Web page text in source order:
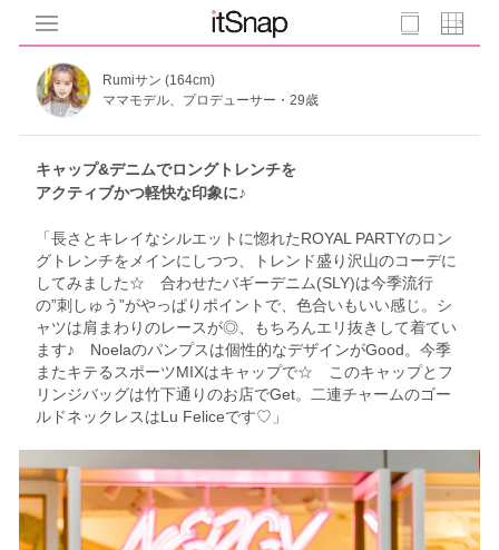
Rumiサン (164cm)
ママモデル、プロデューサー・29歳
キャップ&デニムでロングトレンチを
アクティブかつ軽快な印象に♪
「長さとキレイなシルエットに惚れたROYAL PARTYのロン
グトレンチをメインにしつつ、トレンド盛り沢山のコーデに
してみました☆ 合わせたバギーデニム(SLY)は今季流行
の”刺しゅう”がやっぱりポイントで、色合いもいい感じ。シ
ャツは肩まわりのレースが◎、もちろんエリ抜きして着てい
ます♪ Noelaのパンプスは個性的なデザインがGood。今季
またキテるスポーツMIXはキャップで☆ このキャップとフ
リンジバッグは竹下通りのお店でGet。二連チャームのゴー
ルドネックレスはLu Feliceです♡」